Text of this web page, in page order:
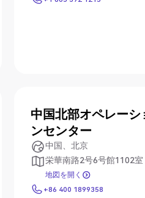
中国北部オペレーシ
ンセンター
中国、北京
栄華南路2号6号館1102室
地図を開く
地図を開く
+86 400 1899358